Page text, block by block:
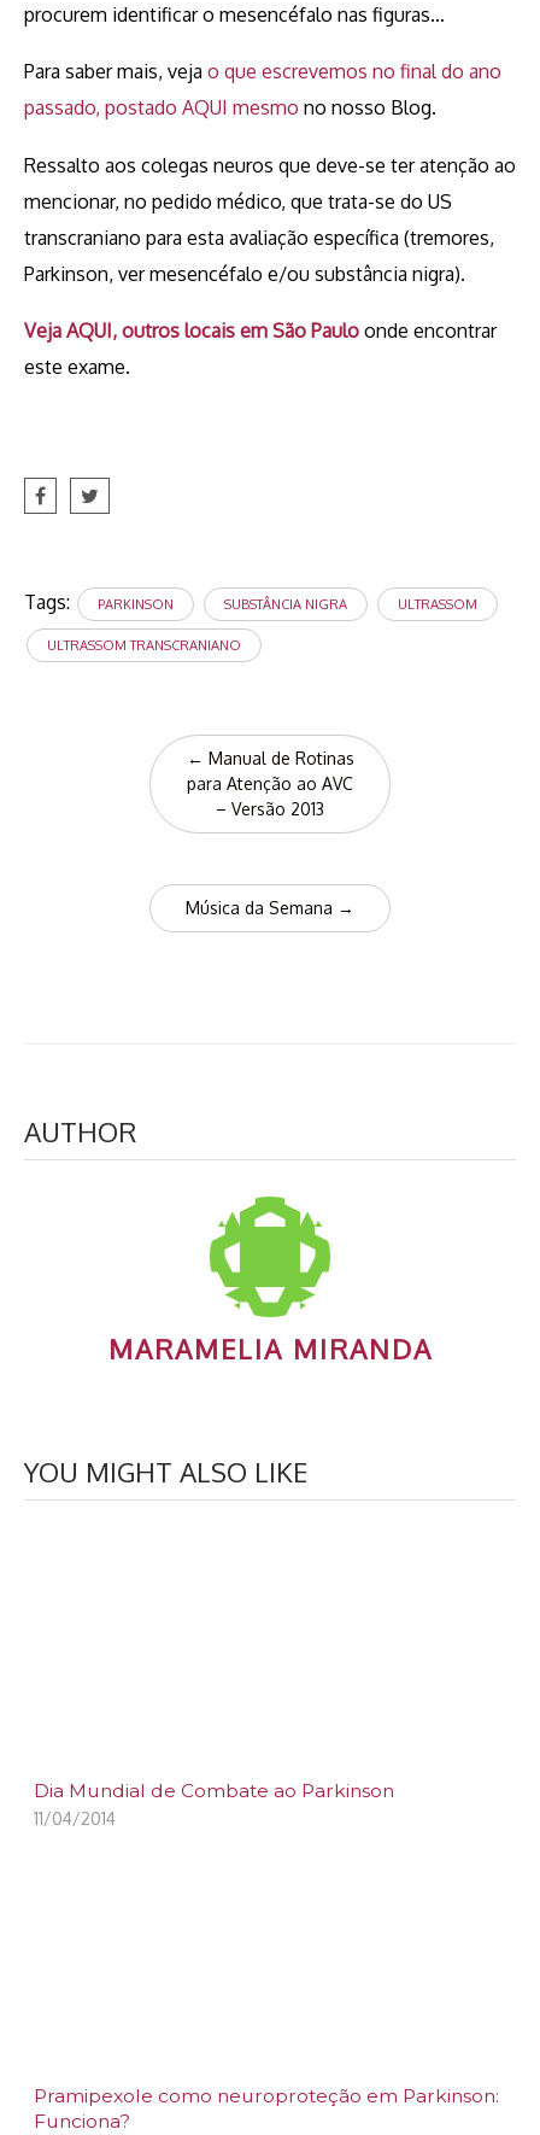
procurem identificar o mesencéfalo nas figuras…
Para saber mais, veja o que escrevemos no final do ano
passado, postado AQUI mesmo no nosso Blog.
Ressalto aos colegas neuros que deve-se ter atenção ao
mencionar, no pedido médico, que trata-se do US
transcraniano para esta avaliação específica (tremores,
Parkinson, ver mesencéfalo e/ou substância nigra).
Veja AQUI, outros locais em São Paulo onde encontrar
este exame.
Tags: PARKINSON SUBSTÂNCIA NIGRA ULTRASSOM
ULTRASSOM TRANSCRANIANO
navigation
← Manual de Rotinas
para Atenção ao AVC
– Versão 2013
Música da Semana →
AUTHOR
MARAMELIA MIRANDA
YOU MIGHT ALSO LIKE
Dia Mundial de Combate ao Parkinson
11/04/2014
Pramipexole como neuroproteção em Parkinson:
Funciona?